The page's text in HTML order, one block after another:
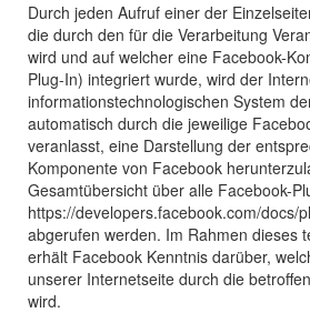
Durch jeden Aufruf einer der
die durch den für die Verarbeitung
wird und auf welcher eine Facebook-
Plug-In) integriert wurde, wird der
informationstechnologischen System
automatisch durch die jeweilige
veranlasst, eine Darstellung der
Komponente von Facebook
Gesamtübersicht über alle Facebook-
https://developers.facebook.com/docs/
abgerufen werden. Im Rahmen dieses
erhält Facebook Kenntnis darüber,
unserer Internetseite durch die
wird.